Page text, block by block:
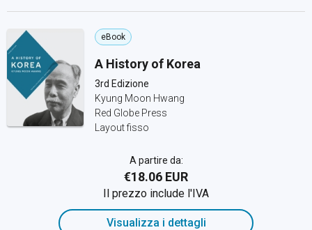
eBook
A History of Korea
3rd Edizione
Kyung Moon Hwang
Red Globe Press
Layout fisso
A partire da:
€18.06 EUR
Il prezzo include l'IVA
Visualizza i dettagli